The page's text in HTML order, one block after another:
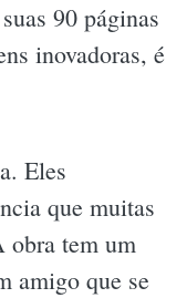
90 páginas
inovadoras, é
Eles
que muitas
obra tem um
amigo que se